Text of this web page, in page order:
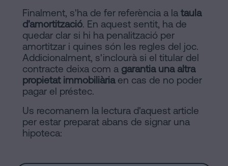
Finalment, s'ha de fer referència a la taula
d'amortització. En aquest sentit, ha de
quedar clar si hi ha penalització per
amortitzar i quines són les regles del joc.
Addicionalment, s'inclourà si el titular del
contracte deixa com a garantia una altra
propietat immobiliàriaen cas de no poder
pagar el préstec.
Us recomanem la lectura d'aquest article
per estar preparat abans de signar una
hipoteca: